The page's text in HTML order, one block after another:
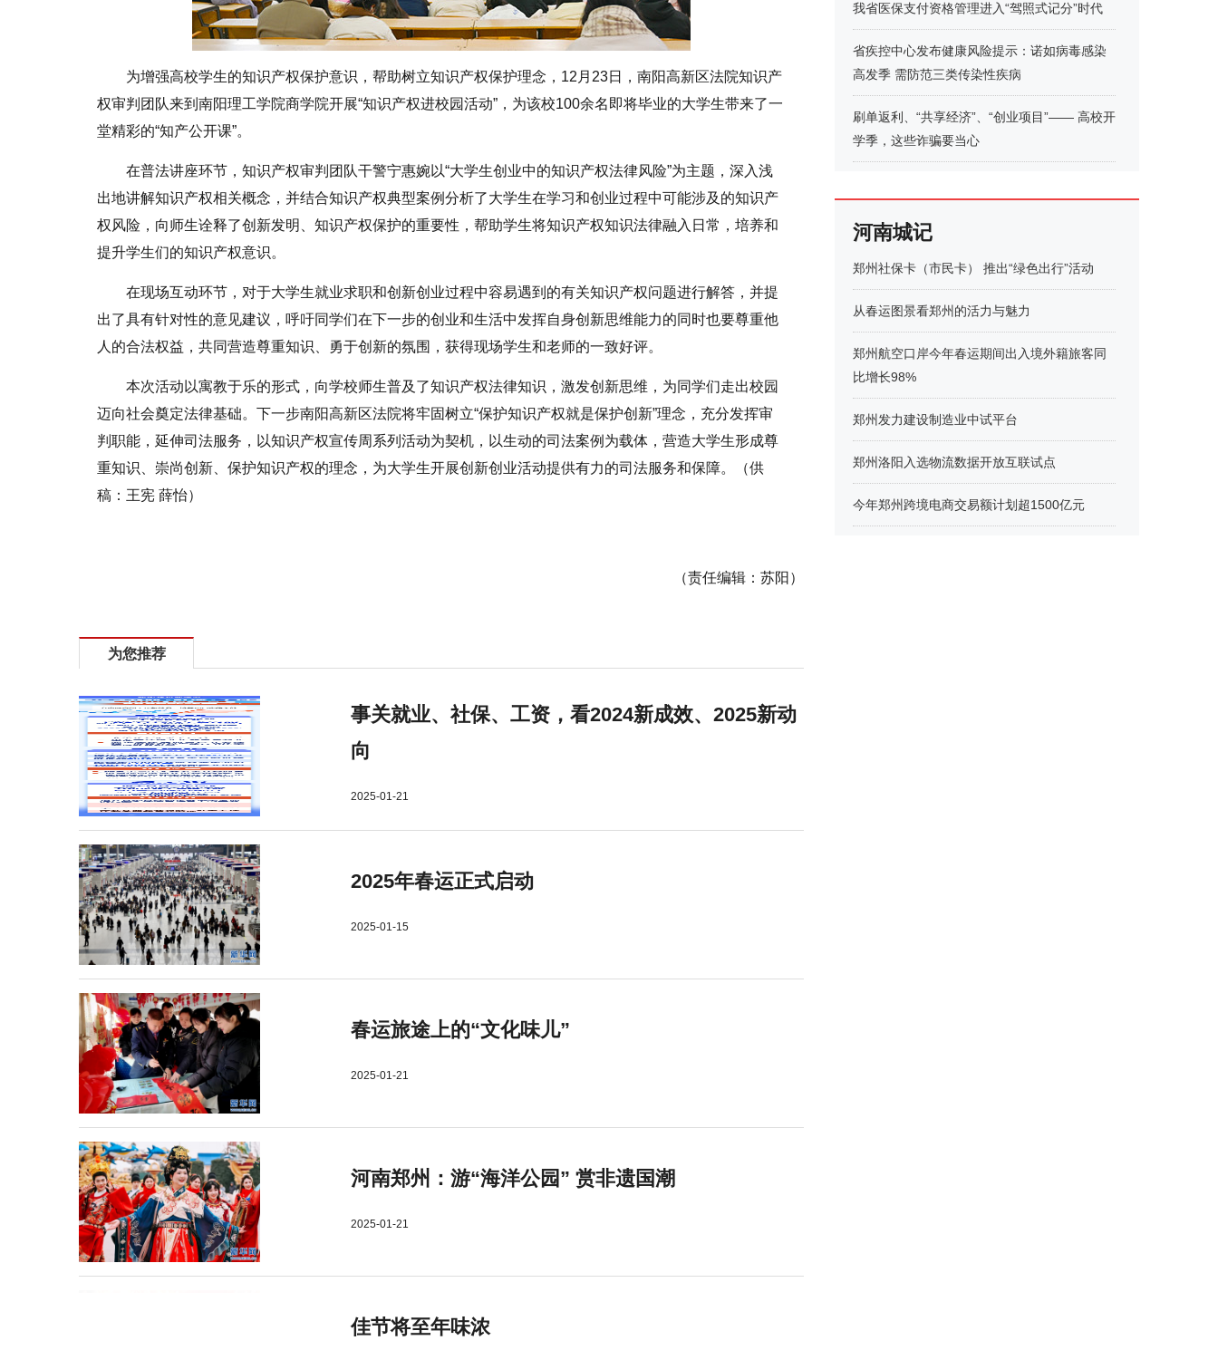
为增强高校学生的知识产权保护意识，帮助树立知识产权保护理念，12月23日，南阳高新区法院知识产
权审判团队来到南阳理工学院商学院开展“知识产权进校园活动”，为该校100余名即将毕业的大学生带来了一
堂精彩的“知产公开课”。
在普法讲座环节，知识产权审判团队干警宁惠婉以“大学生创业中的知识产权法律风险”为主题，深入浅
出地讲解知识产权相关概念，并结合知识产权典型案例分析了大学生在学习和创业过程中可能涉及的知识产
权风险，向师生诠释了创新发明、知识产权保护的重要性，帮助学生将知识产权知识法律融入日常，培养和
提升学生们的知识产权意识。
在现场互动环节，对于大学生就业求职和创新创业过程中容易遇到的有关知识产权问题进行解答，并提
出了具有针对性的意见建议，呼吁同学们在下一步的创业和生活中发挥自身创新思维能力的同时也要尊重他
人的合法权益，共同营造尊重知识、勇于创新的氛围，获得现场学生和老师的一致好评。
本次活动以寓教于乐的形式，向学校师生普及了知识产权法律知识，激发创新思维，为同学们走出校园
迈向社会奠定法律基础。下一步南阳高新区法院将牢固树立“保护知识产权就是保护创新”理念，充分发挥审
判职能，延伸司法服务，以知识产权宣传周系列活动为契机，以生动的司法案例为载体，营造大学生形成尊
重知识、崇尚创新、保护知识产权的理念，为大学生开展创新创业活动提供有力的司法服务和保障。（供
稿：王宪 薛怡）
（责任编辑：苏阳）
为您推荐
事关就业、社保、工资，看2024新成效、2025新动
向
2025-01-21
2025年春运正式启动
2025-01-15
春运旅途上的“文化味儿”
2025-01-21
河南郑州：游“海洋公园” 赏非遗国潮
2025-01-21
佳节将至年味浓
我省医保支付资格管理进入“驾照式记分”时代
省疾控中心发布健康风险提示：诺如病毒感染
高发季 需防范三类传染性疾病
刷单返利、“共享经济”、“创业项目”—— 高校开
学季，这些诈骗要当心
河南城记
郑州社保卡（市民卡） 推出“绿色出行”活动
从春运图景看郑州的活力与魅力
郑州航空口岸今年春运期间出入境外籍旅客同
比增长98%
郑州发力建设制造业中试平台
郑州洛阳入选物流数据开放互联试点
今年郑州跨境电商交易额计划超1500亿元